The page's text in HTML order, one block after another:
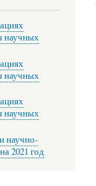
научных
научных
научных
научно-
2021 год